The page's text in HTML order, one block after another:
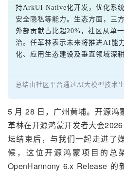
持ArkUI Native化开发，优化系
安全隐私等能力。生态方面，三
外部贡献占比超20%，社区从单
治。任革林表示未来将推进AI能
化、应用生态建设及垂直领域深
总结由社区平台通过AI大模型技术
5 月 28 日，广州黄埔。开源鸿
革林在开源鸿蒙开发者大会
坛结束后， 与我们一起走进了
候，这位开源鸿蒙项目的总
OpenHarmony 6.x Release 的